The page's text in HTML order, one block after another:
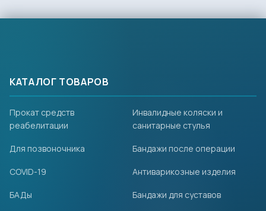
КАТАЛОГ ТОВАРОВ
Прокат средств
реабелитации
Инвалидные коляски и
санитарные стулья
Для позвоночника Бандажи после операции
COVID-19 Антиварикозные изделия
БАДы Бандажи для суставов